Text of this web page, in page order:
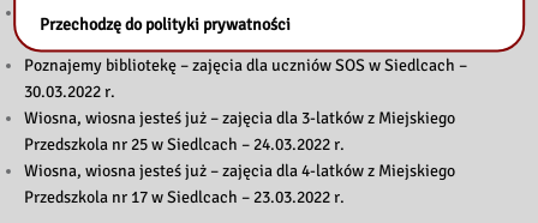
Zwiedzamy bibliotekę, poznajemy katalog – zajęcia dla uczniów
klasy VIII Szkoły Podstawowej w Domanicach – 31.03.2022r.
Poznajemy bibliotekę – zajęcia dla uczniów SOS w Siedlcach –
30.03.2022 r.
Wiosna, wiosna jesteś już – zajęcia dla 3-latków z Miejskiego
Przedszkola nr 25 w Siedlcach – 24.03.2022 r.
Wiosna, wiosna jesteś już – zajęcia dla 4-latków z Miejskiego
Przedszkola nr 17 w Siedlcach – 23.03.2022 r.
Przechodzę do polityki prywatności